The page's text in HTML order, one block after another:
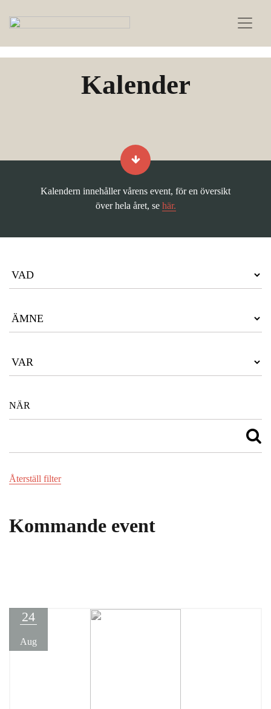
Kalender
Kalendern innehåller vårens event, för en översikt
över hela året, se här.
Återställ filter
Kommande event
24
Aug